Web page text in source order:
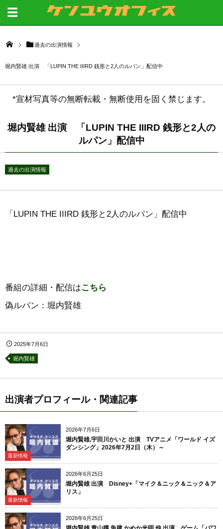
過去の出演情報
堀内賢雄 出演 「LUPIN THE IIIRD 銭形と2人のルパン」配信中
*宣材写真等の無断転載・無断使用を固く禁じます。
堀内賢雄 出演 「LUPIN THE IIIRD 銭形と2人の
ルパン」配信中
過去の出演情報
「LUPIN THE IIIRD 銭形と2人のルパン」配信中
番組の詳細・配信はこちら
偽ルパン：堀内賢雄
2025年7月6日
堀内賢雄
出演者プロフィール・関連記事
2026年7月6日
最新情報
堀内賢雄,宇田川かいと 出演 TVアニメ「ワールド イズ
ダンシング」2026年7月2日（木）～
2026年6月25日
最新情報
堀内賢雄 出演 Disney+「マイク＆ニック＆ニック＆ア
リス」
2026年6月25日